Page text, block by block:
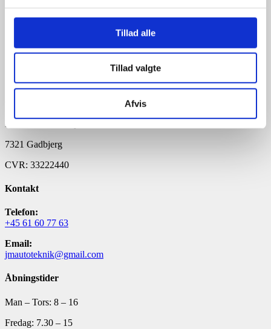
Tillad alle
Tillad valgte
Afvis
🪟Rudeskift & forsikringsskader
(træk, bakkamera, sensorer)
Bredsten Landevej 58
7321 Gadbjerg
CVR: 33222440
Kontakt
Telefon:
+45 61 60 77 63
Email:
jmautoteknik@gmail.com
Åbningstider
Man – Tors: 8 – 16
Fredag: 7.30 – 15